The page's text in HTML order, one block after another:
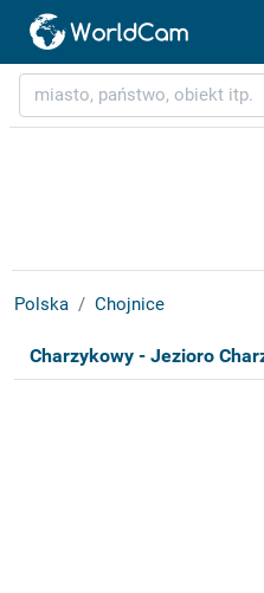
Polska Chojnice
Charzykowy - Jezioro